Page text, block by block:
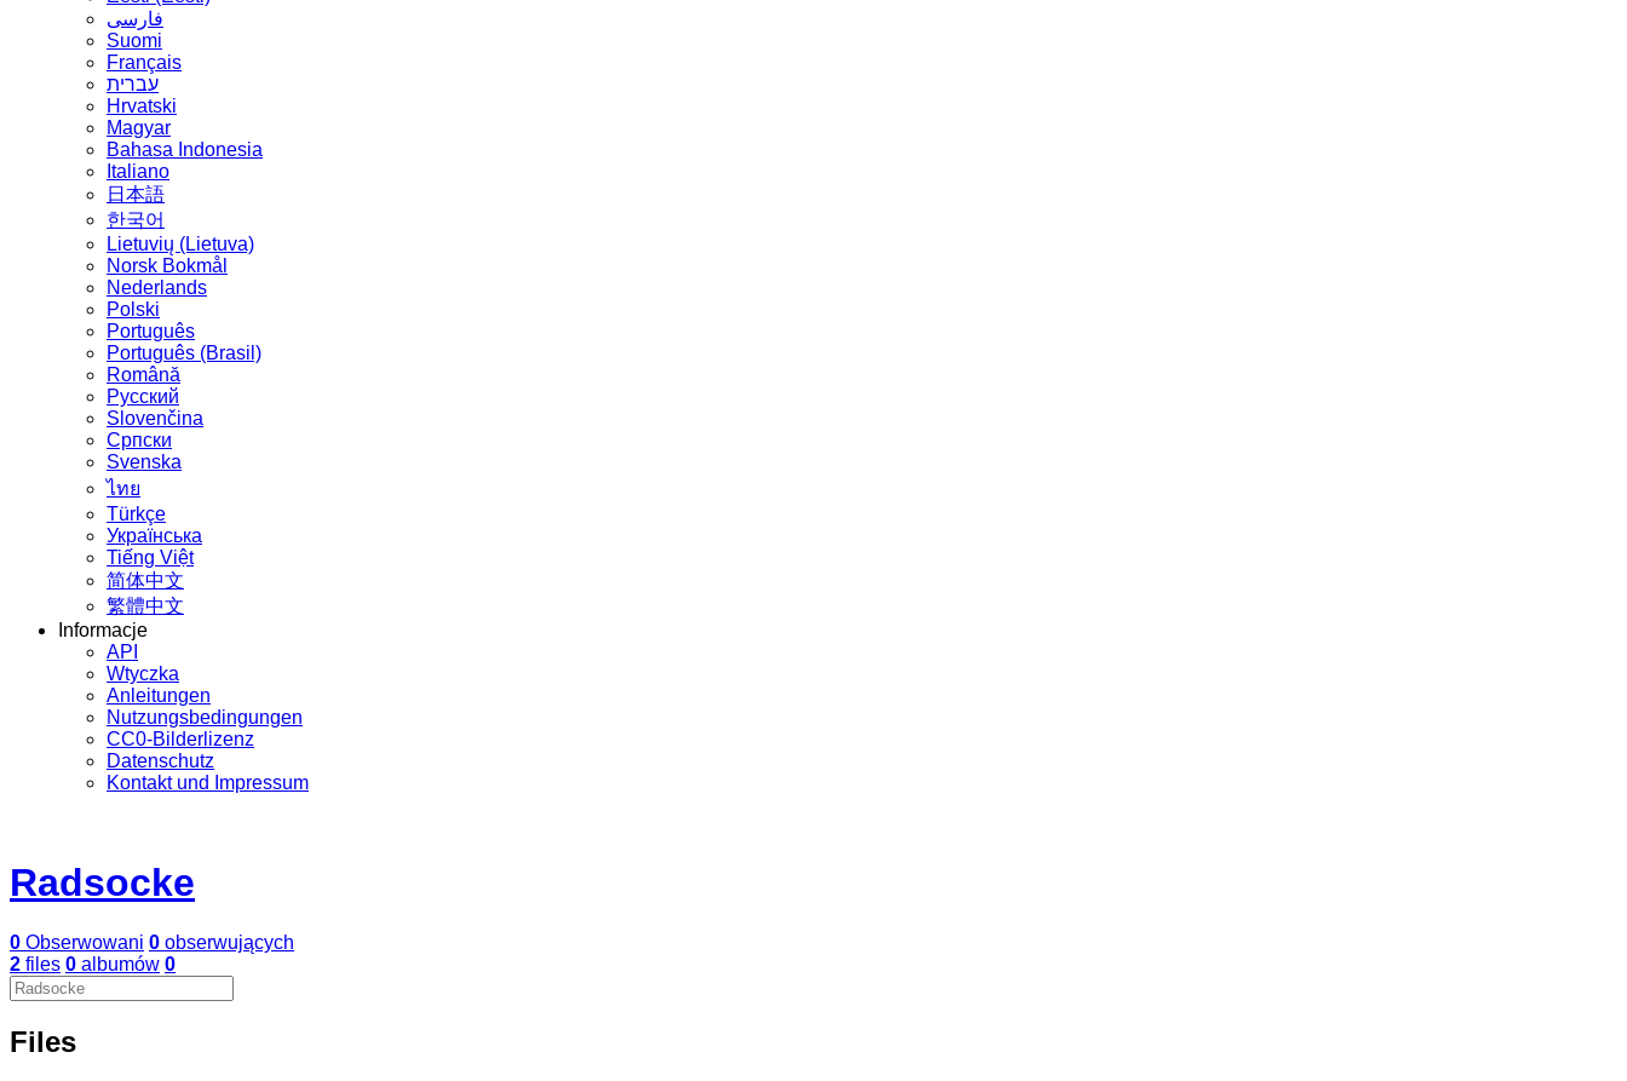
فارسی
Suomi
Français
עברית
Hrvatski
Magyar
Bahasa Indonesia
Italiano
日本語
한국어
Lietuvių (Lietuva)
‪Norsk Bokmål‬
Nederlands
Polski
Português
Português (Brasil)
Română
Русский
Slovenčina
Српски
Svenska
ไทย
Türkçe
Українська
Tiếng Việt
简体中文
繁體中文
Informacje
API
Wtyczka
Anleitungen
Nutzungsbedingungen
CC0-Bilderlizenz
Datenschutz
Kontakt und Impressum
Radsocke
0 Obserwowani 0 obserwujących
2 files 0 albumów 0
Files